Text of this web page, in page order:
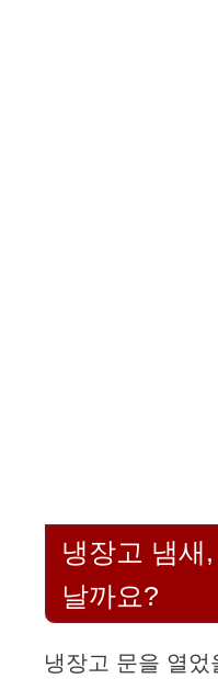
냉장고 냄새
날까요?
냉장고 문을 열